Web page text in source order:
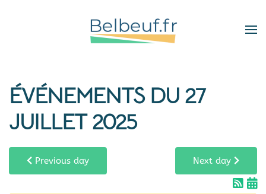
ÉVÉNEMENTS DU 27
JUILLET 2025
Previous day Next day